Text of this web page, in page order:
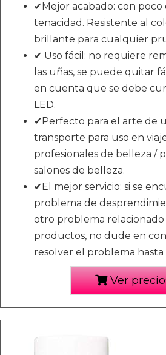
✔Mejor acabado: con poco
tenacidad. Resistente al
brillante para cualquier
✔ Uso fácil: no requiere
las uñas, se puede quitar
en cuenta que se debe
LED.
✔Perfecto para el arte de
transporte para uso en
profesionales de belleza /
salones de belleza.
✔El mejor servicio: si se
problema de
otro problema
productos, no dude en
resolver el problema hasta
Ver